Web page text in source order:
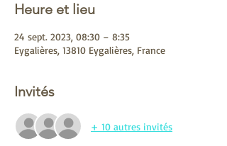
Heure et lieu
24 sept. 2023, 08:30 – 8:35
Eygalières, 13810 Eygalières, France
Invités
+ 10 autres invités